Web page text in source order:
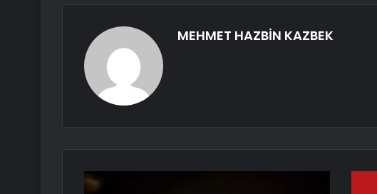
MEHMET HAZBİN KAZBEK